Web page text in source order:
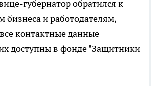
губернатор обратился к
бизнеса и работодателям,
контактные данные
доступны в фонде "Защитники